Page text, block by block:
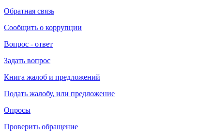
Обратная связь
Сообщить о коррупции
Вопрос - ответ
Задать вопрос
Книга жалоб и предложений
Подать жалобу, или предложение
Опросы
Проверить обращение